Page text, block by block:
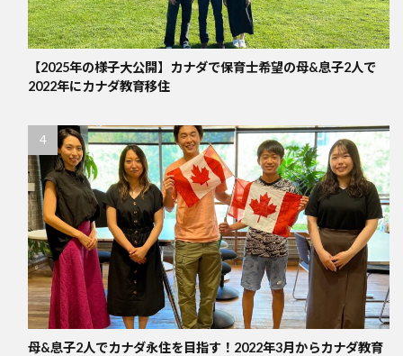
【2025年の様子大公開】カナダで保育士希望の母&息子2人で
2022年にカナダ教育移住
母&息子2人でカナダ永住を目指す！2022年3月からカナダ教育